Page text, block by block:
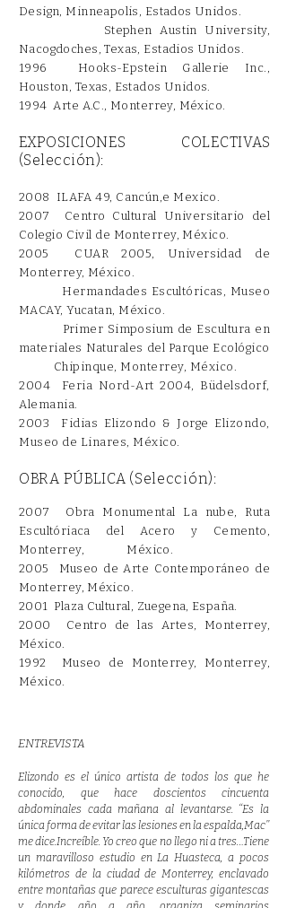
Design, Minneapolis, Estados Unidos.
Stephen Austin University,
Nacogdoches, Texas, Estadios Unidos.
1996 Hooks-Epstein Gallerie Inc.,
Houston, Texas, Estados Unidos.
1994 Arte A.C., Monterrey, México.
EXPOSICIONES COLECTIVAS
(Selección):
2008 ILAFA 49, Cancún,e Mexico .
2007 Centro Cultural Universitario del
Colegio Civil de Monterrey, México.
2005 CUAR 2005, Universidad de
Monterrey, México.
Hermandades Escultóricas, Museo
MACAY, Yucatan, México.
Primer Simposium de Escultura en
materiales Naturales del Parque Ecológico
Chipinque, Monterrey, México.
2004 Feria Nord-Art 2004, Büdelsdorf,
Alemania.
2003 Fidias Elizondo & Jorge Elizondo,
Museo de Linares, México.
OBRA PÚBLICA (Selección):
2007 Obra Monumental La nube, Ruta
Escultóriaca del Acero y Cemento,
Monterrey, México.
2005 Museo de Arte Contemporáneo de
Monterrey, México.
2001 Plaza Cultural, Zuegena, España.
2000 Centro de las Artes, Monterrey,
México.
1992 Museo de Monterrey, Monterrey,
México.
ENTREVISTA
Elizondo es el único artista de todos los que he
conocido, que hace doscientos cincuenta
abdominales cada mañana al levantarse. ‘‘Es la
única forma de evitar las lesiones en la espalda,Mac’’
me dice.Increíble. Yo creo que no llego ni a tres…Tiene
un maravilloso estudio en La Huasteca, a pocos
kilómetros de la ciudad de Monterrey, enclavado
entre montañas que parece esculturas gigantescas